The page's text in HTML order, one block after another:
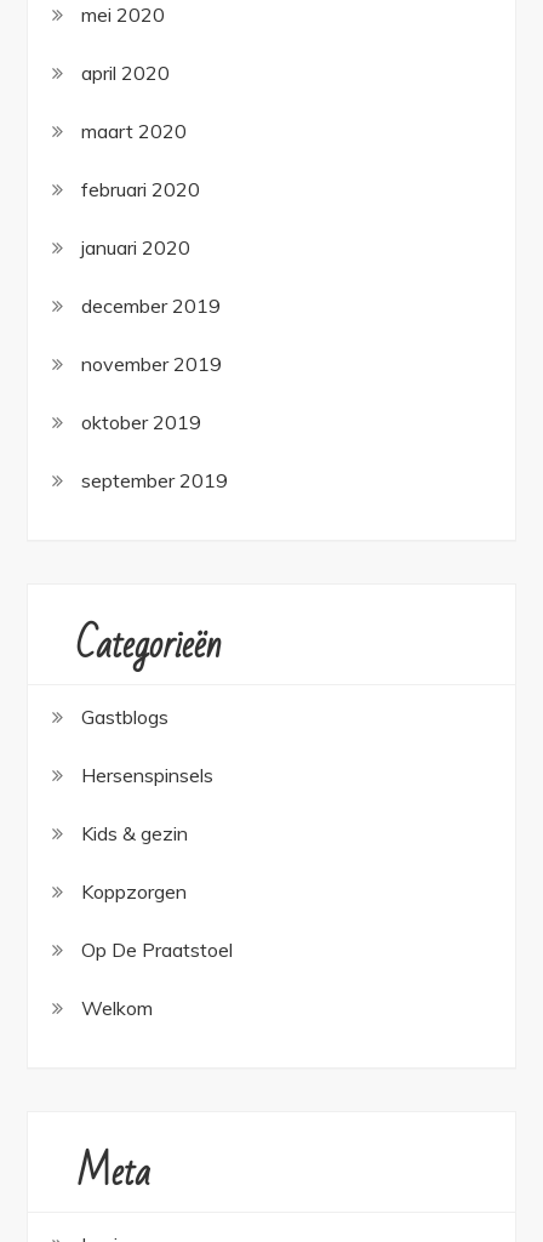
mei 2020
april 2020
maart 2020
februari 2020
januari 2020
december 2019
november 2019
oktober 2019
september 2019
Categorieën
Gastblogs
Hersenspinsels
Kids & gezin
Koppzorgen
Op De Praatstoel
Welkom
Meta